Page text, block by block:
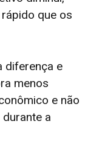
que os
diferença e
menos
e não
a